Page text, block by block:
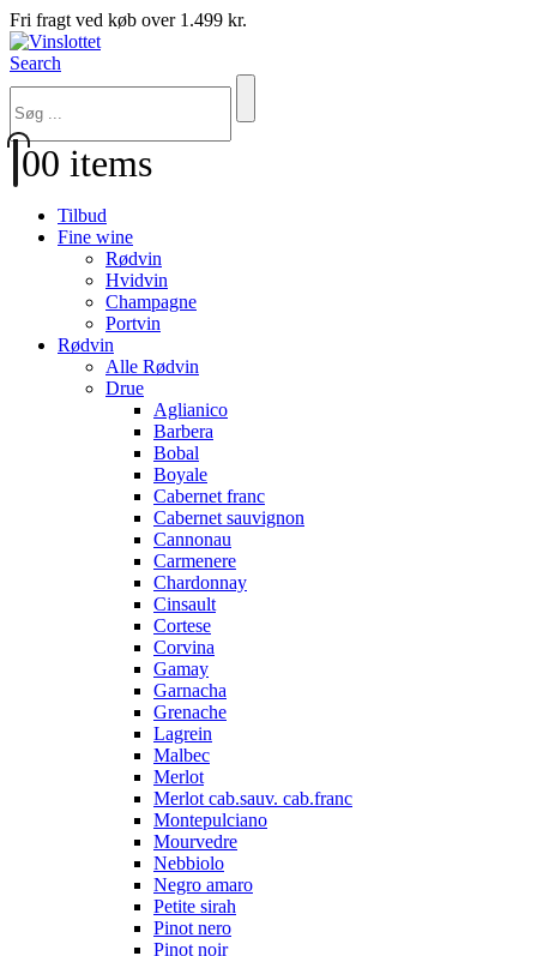
Fri fragt ved køb over 1.499 kr.
Search
00 items
Tilbud
Fine wine
Rødvin
Hvidvin
Champagne
Portvin
Rødvin
Alle Rødvin
Drue
Aglianico
Barbera
Bobal
Boyale
Cabernet franc
Cabernet sauvignon
Cannonau
Carmenere
Chardonnay
Cinsault
Cortese
Corvina
Gamay
Garnacha
Grenache
Lagrein
Malbec
Merlot
Merlot cab.sauv. cab.franc
Montepulciano
Mourvedre
Nebbiolo
Negro amaro
Petite sirah
Pinot nero
Pinot noir